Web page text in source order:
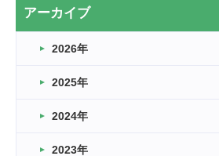
2026.03.20
なぎなた
2026.03.16
車いすバスケとRくんのお話
2026.03.14
アーカイブ
2026年
2025年
2024年
2023年